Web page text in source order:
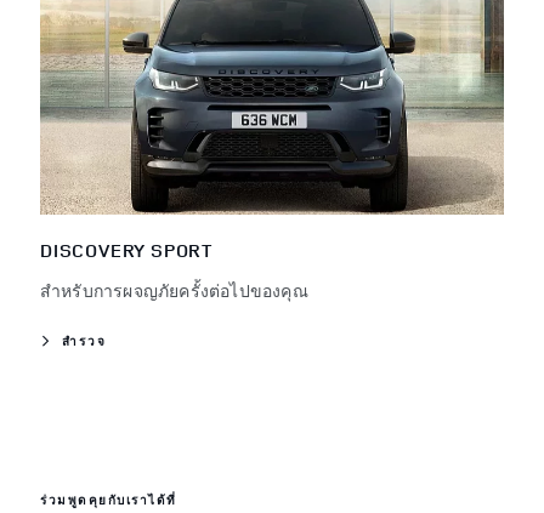
DISCOVERY SPORT
สำหรับการผจญภัยครั้งต่อไปของคุณ
สำรวจ
ร่วมพูดคุยกับเราได้ที่